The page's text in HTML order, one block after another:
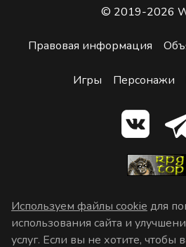
© 2019-2026
Правовая информация
Игры Персонажи
Используем файлы cookie для
использования сайта и
услуг. Если вы не хотите, чтобы